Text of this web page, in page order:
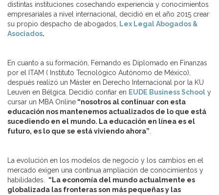
distintas instituciones cosechando experiencia y conocimientos
empresariales a nivel internacional, decidió en el año 2015 crear
su propio despacho de abogados, Lex Legal Abogados &
Asociados.
En cuanto a su formación, Fernando es Diplomado en Finanzas
por el ITAM ( Instituto Tecnológico Autónomo de México),
después realizó un Máster en Derecho Internacional por la KU
Leuven en Bélgica. Decidió confiar en EUDE Business School y
cursar un MBA Online “nosotros al continuar con esta
educación nos mantenemos actualizados de lo que está
sucediendo en el mundo. La educación en línea es el
futuro, es lo que se está viviendo ahora”.
La evolución en los modelos de negocio y los cambios en el
mercado exigen una continua ampliación de conocimientos y
habilidades. “La economía del mundo actualmente es
globalizada las fronteras son más pequeñas y las